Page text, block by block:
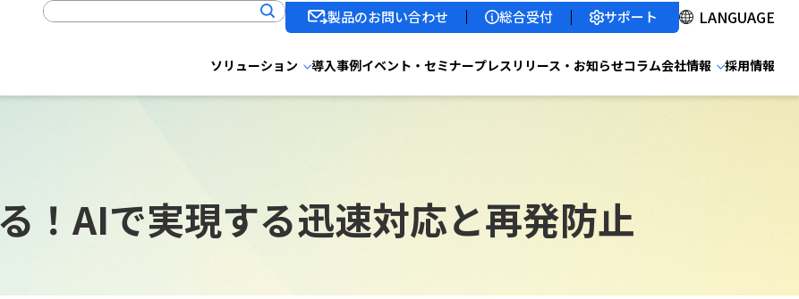
製品のお問い合わせ 総合受付 サポート
ソリューション 導入事例イベント・セミナープレスリリース・お知らせコラム会社情報 採用情報
！AIで実現する迅速対応と再発防止